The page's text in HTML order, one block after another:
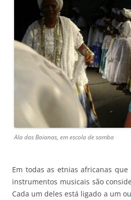
Ala das Baianas, em escola de samba
Em todas as etnias africanas
instrumentos musicais são
Cada um deles está ligado a um